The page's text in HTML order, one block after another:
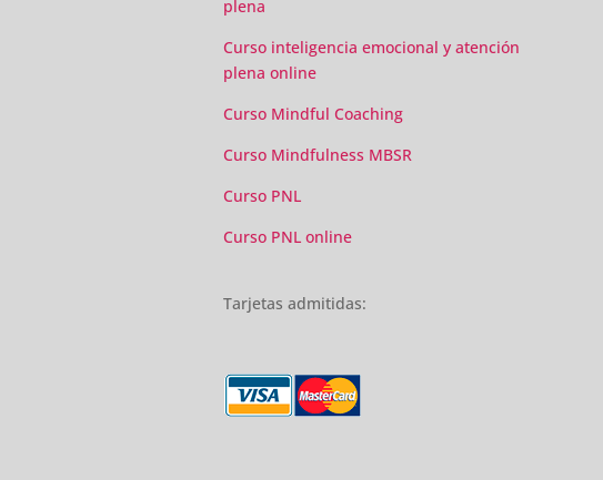
plena
Curso inteligencia emocional y atención
plena online
Curso Mindful Coaching
Curso Mindfulness MBSR
Curso PNL
Curso PNL online
Tarjetas admitidas: